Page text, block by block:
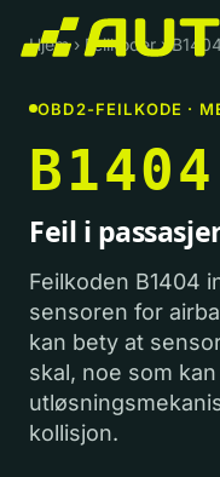
Hjem› Feilkoder›
OBD2-FEILKODE ·
B1404
Feil i
Feilkoden B1404
sensoren for
kan bety at
skal, noe som
kollisjon.